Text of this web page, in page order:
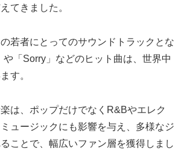
てきました。
若者にとってのサウンドトラックとな
や「Sorry」などのヒット曲は、世界中
す。
は、ポップだけでなくR&Bやエレク
ュージックにも影響を与え、多様なジ
ことで、幅広いファン層を獲得しまし